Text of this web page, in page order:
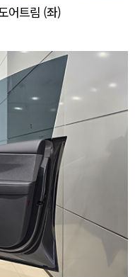
어트림 (좌)